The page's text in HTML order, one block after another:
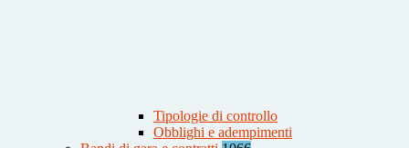
Tipologie di controllo
Obblighi e adempimenti